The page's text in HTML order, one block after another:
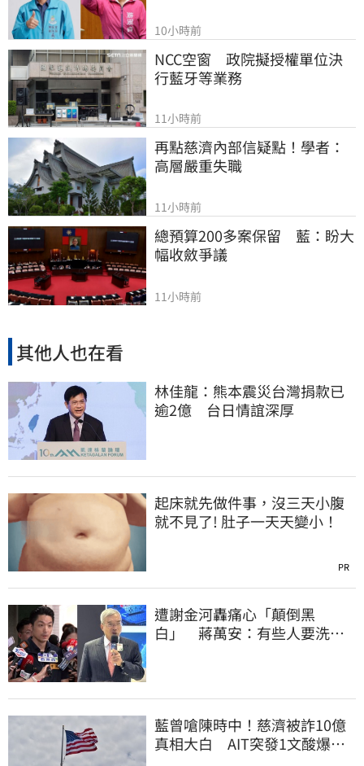
10小時前
NCC空窗　政院擬授權單位決
行藍牙等業務
11小時前
再點慈濟內部信疑點！學者：
高層嚴重失職
11小時前
總預算200多案保留　藍：盼大
幅收斂爭議
11小時前
其他人也在看
林佳龍：熊本震災台灣捐款已
逾2億 台日情誼深厚
起床就先做件事，沒三天小腹
就不見了! 肚子一天天變小！
PR
遭謝金河轟痛心「顛倒黑
白」 蔣萬安：有些人要洗人
藍曾嗆陳時中！慈濟被詐10億
真相大白 AIT突發1文酸爆…